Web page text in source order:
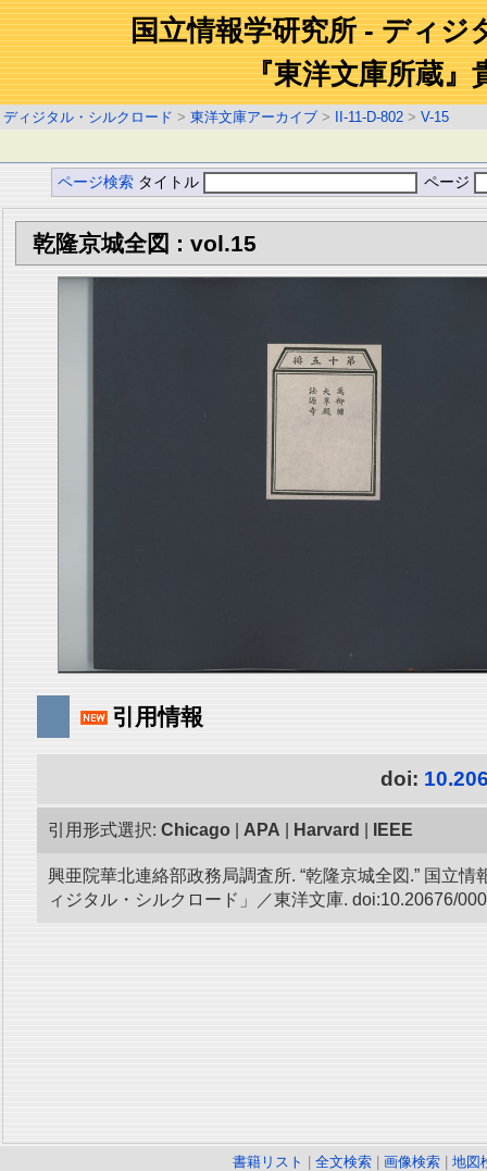
国立情報学研究所 - ディジ
『東洋文庫所蔵』
ディジタル・シルクロード > 東洋文庫アーカイブ > II-11-D-802 > V-15
ページ検索 タイトル ページ
乾隆京城全図 : vol.15
引用情報
doi:
引用形式選択: Chicago APA Harvard IEEE
興亜院華北連絡部政務局調査所. “乾隆京城全図.” 国立情
ィジタル・シルクロード」／東洋文庫. doi:10.20676/
書籍リスト 全文検索 画像検索
地図